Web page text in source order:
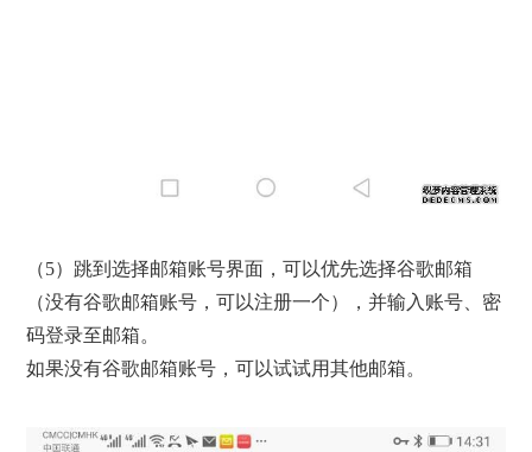
（5）跳到选择邮箱账号界面，可以优先选择谷歌邮箱
（没有谷歌邮箱账号，可以注册一个），并输入账号、密
码登录至邮箱。
如果没有谷歌邮箱账号，可以试试用其他邮箱。